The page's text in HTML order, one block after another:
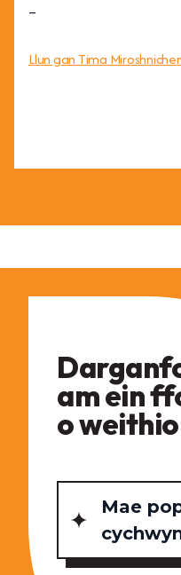
–
Llun gan Tima
am ein
o weithio
Mae